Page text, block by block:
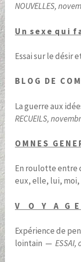
NOUVELLES,
U n s e x e q u i f
Essai sur le désir
B L O G D E C O
La guerre aux
RECUEILS,
O M N E S G E N E
En roulotte entre
eux, elle, lui,
V O Y A G E
Expérience de
lointain — ESSAI,